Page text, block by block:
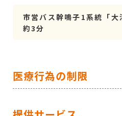
市営バス幹鳴子1系統「
約3分
医療行為の制限